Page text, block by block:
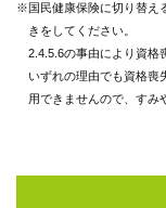
※国民健康保険に切り替え
きをしてください。
2.4.5.6の事由により資格
いずれの理由でも資格喪
用できませんので、すみ